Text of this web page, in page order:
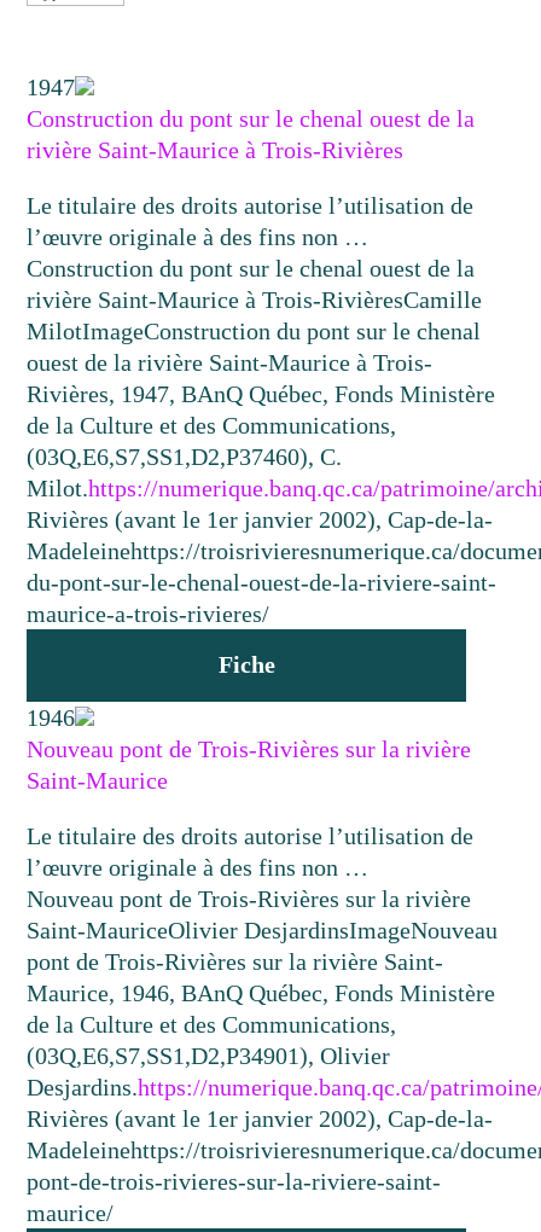
1947
Construction du pont sur le chenal ouest de la
rivière Saint-Maurice à Trois-Rivières
Le titulaire des droits autorise l’utilisation de
l’œuvre originale à des fins non …
Construction du pont sur le chenal ouest de la
rivière Saint-Maurice à Trois-RivièresCamille
MilotImageConstruction du pont sur le chenal
ouest de la rivière Saint-Maurice à Trois-
Rivières, 1947, BAnQ Québec, Fonds Ministère
de la Culture et des Communications,
(03Q,E6,S7,SS1,D2,P37460), C.
Milot.https://numerique.banq.qc.ca/patrimoine/
Rivières (avant le 1er janvier 2002), Cap-de-la-
Madeleinehttps://troisrivieresnumerique.ca/
du-pont-sur-le-chenal-ouest-de-la-riviere-saint-
maurice-a-trois-rivieres/
Fiche
1946
Nouveau pont de Trois-Rivières sur la rivière
Saint-Maurice
Le titulaire des droits autorise l’utilisation de
l’œuvre originale à des fins non …
Nouveau pont de Trois-Rivières sur la rivière
Saint-MauriceOlivier DesjardinsImageNouveau
pont de Trois-Rivières sur la rivière Saint-
Maurice, 1946, BAnQ Québec, Fonds Ministère
de la Culture et des Communications,
(03Q,E6,S7,SS1,D2,P34901), Olivier
Desjardins.https://numerique.banq.qc.ca/
Rivières (avant le 1er janvier 2002), Cap-de-la-
Madeleinehttps://troisrivieresnumerique.ca/
pont-de-trois-rivieres-sur-la-riviere-saint-
maurice/